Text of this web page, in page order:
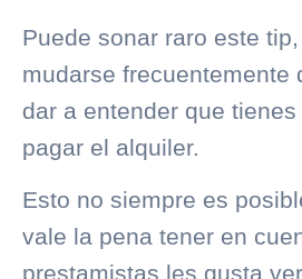
Puede sonar raro este
mudarse frecuentemente
dar a entender que
pagar el alquiler.
Esto no siempre es
vale la pena tener en
prestamistas les gusta